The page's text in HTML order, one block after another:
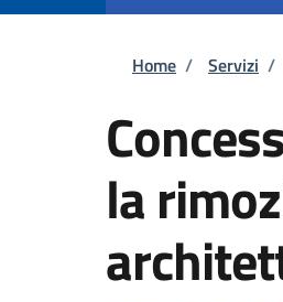
Home / Servizi /
la